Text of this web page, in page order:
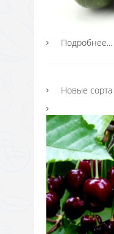
Подробнее...
Новые